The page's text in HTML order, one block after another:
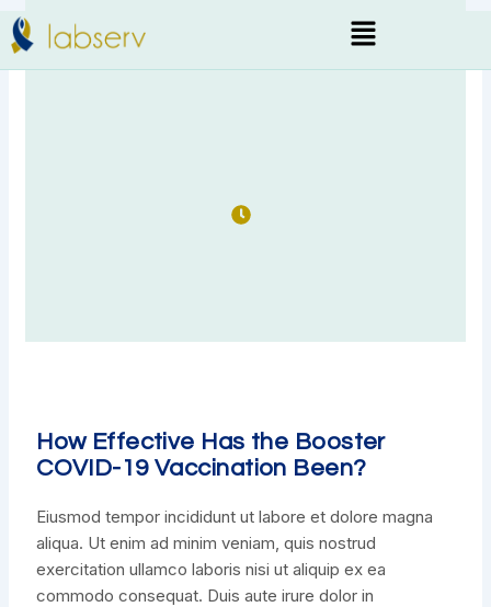
Skip
to
content
Menu
How Effective Has the Booster
COVID-19 Vaccination Been?
Eiusmod tempor incididunt ut labore et dolore magna
aliqua. Ut enim ad minim veniam, quis nostrud
exercitation ullamco laboris nisi ut aliquip ex ea
commodo consequat. Duis aute irure dolor in